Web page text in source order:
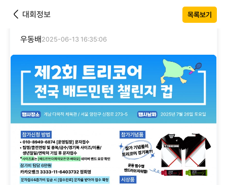
대회정보 목록보기
우동배2025-06-13 16:35:06